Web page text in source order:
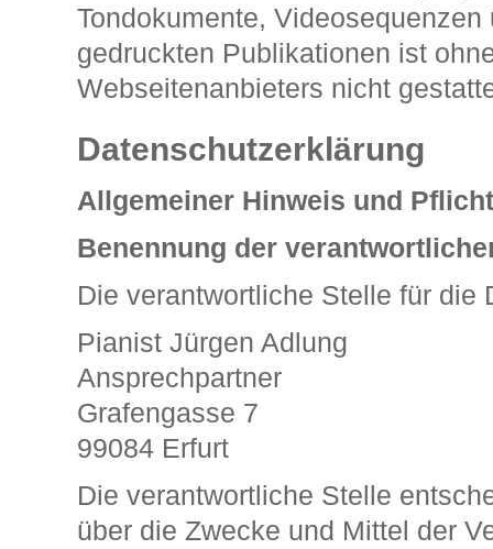
Tondokumente,
gedruckten Publikationen ist
Webseitenanbieters nicht
Datenschutzerklärung
Allgemeiner Hinweis und
Benennung der
Die verantwortliche Stelle für die
Pianist Jürgen Adlung
Ansprechpartner
Grafengasse 7
99084 Erfurt
Die verantwortliche Stelle
über die Zwecke und Mittel der